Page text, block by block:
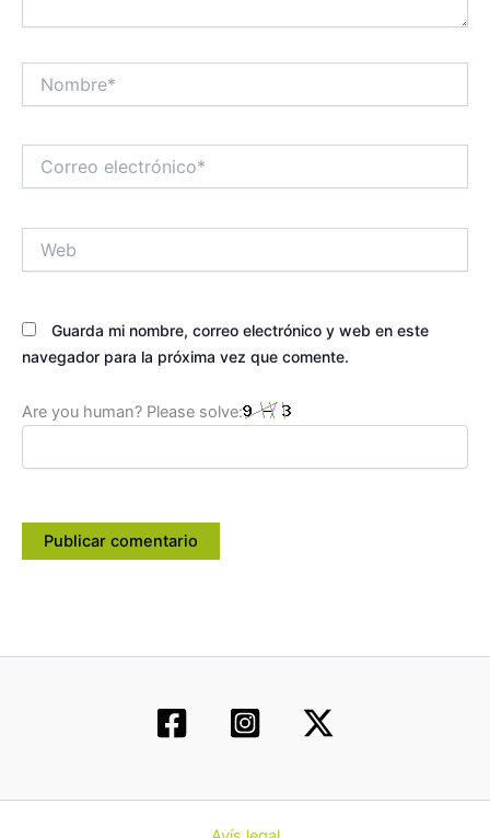
electrónico*
Guarda mi nombre, correo electrónico y web en este
navegador para la próxima vez que comente.
Are you human? Please solve: